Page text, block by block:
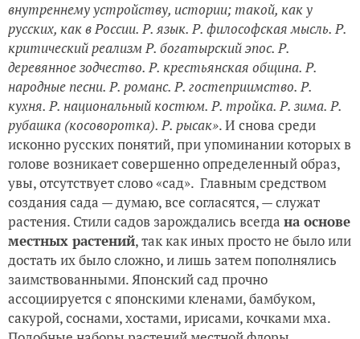
внутреннему устройству, истории; такой, как у
русских, как в России. Р. язык. Р. философская мысль. Р.
критический реализм Р. богатырский эпос. Р.
деревянное зодчество. Р. крестьянская община. Р.
народные песни. Р. романс. Р. гостеприимство. Р.
кухня. Р. национальный костюм. Р. тройка. Р. зима. Р.
рубашка (косоворотка). Р. рысак». И снова среди
исконно русских понятий, при упоминании которых в
голове возникает совершенно определенный образ,
увы, отсутствует слово «сад». Главным средством
создания сада — думаю, все согласятся, — служат
растения. Стили садов зарождались всегда на основе
местных растений, так как иных просто не было или
достать их было сложно, и лишь затем пополнялись
заимствованными. Японский сад прочно
ассоциируется с японскими кленами, бамбуком,
сакурой, соснами, хостами, ирисами, кочками мха.